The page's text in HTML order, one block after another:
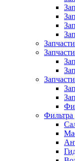
Фильтра